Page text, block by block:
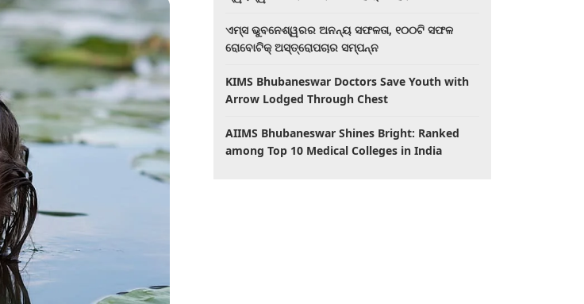
ଏମ୍ସ ଭୁବନେଶ୍ୱରର ଅନନ୍ୟ ସଫଳତା, ୧୦୦ଟି ସଫଳ
ରୋବୋଟିକ୍ ଅସ୍ତ୍ରୋପଚାର ସମ୍ପନ୍ନ
KIMS Bhubaneswar Doctors Save Youth with
Arrow Lodged Through Chest
AIIMS Bhubaneswar Shines Bright: Ranked
among Top 10 Medical Colleges in India